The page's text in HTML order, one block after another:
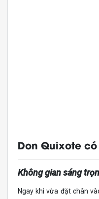
Don Quixote
Không gian sáng
Ngay khi vừa đặt chân